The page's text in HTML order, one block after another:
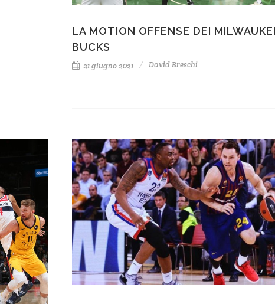
LA MOTION OFFENSE DEI
BUCKS
21 giugno 2021 David Breschi